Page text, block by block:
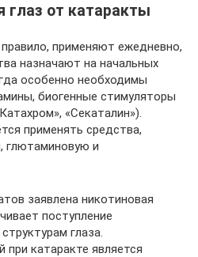
глаз от катаракты
применяют ежедневно,
назначают на начальных
особенно необходимы
биогенные стимуляторы
«Секаталин»).
применять средства,
глютаминовую и
заявлена никотиновая
поступление
глаза.
при катаракте является